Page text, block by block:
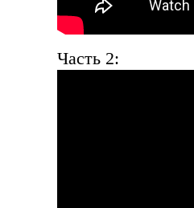
Часть 2: